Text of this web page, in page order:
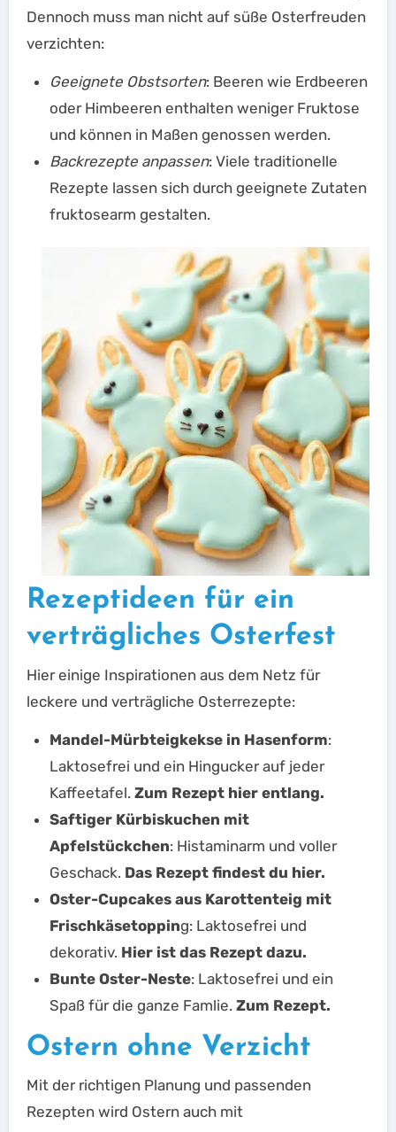
Dennoch muss man nicht auf süße Osterfreuden
verzichten:
Geeignete Obstsorten: Beeren wie Erdbeeren
oder Himbeeren enthalten weniger Fruktose
und können in Maßen genossen werden.
Backrezepte anpassen: Viele traditionelle
Rezepte lassen sich durch geeignete Zutaten
fruktosearm gestalten.
Rezeptideen für ein
verträgliches Osterfest
Hier einige Inspirationen aus dem Netz für
leckere und verträgliche Osterrezepte:
Mandel-Mürbteigkekse in Hasenform:
Laktosefrei und ein Hingucker auf jeder
Kaffeetafel. Zum Rezept hier entlang.
Saftiger Kürbiskuchen mit
Apfelstückchen: Histaminarm und voller
Geschack. Das Rezept findest du hier.
Oster-Cupcakes aus Karottenteig mit
Frischkäsetopping: Laktosefrei und
dekorativ. Hier ist das Rezept dazu.
Bunte Oster-Neste: Laktosefrei und ein
Spaß für die ganze Famlie. Zum Rezept.
Ostern ohne Verzicht
Mit der richtigen Planung und passenden
Rezepten wird Ostern auch mit